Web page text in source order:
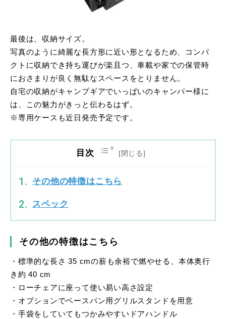
最後は、収納サイズ。
写真のように綺麗な長方形に近い形となるため、コンパ
クトに収納でき持ち運びが楽且つ、車載や家での保管時
におさまりが良く無駄なスペースをとりません。
自宅の収納がキャンプギアでいっぱいのキャンパー様に
は、この魅力がきっと伝わるはず。
※専用ケースも近日発売予定です。
目次
その他の特徴はこちら
スペック
その他の特徴はこちら
・標準的な長さ 35 cmの薪も余裕で燃やせる、本体奥行
き約 40 cm
・ローチェアに座って使い易い高さ設定
・オプションでベースパン用グリルスタンドを用意
・手袋をしていてもつかみやすいドアハンドル